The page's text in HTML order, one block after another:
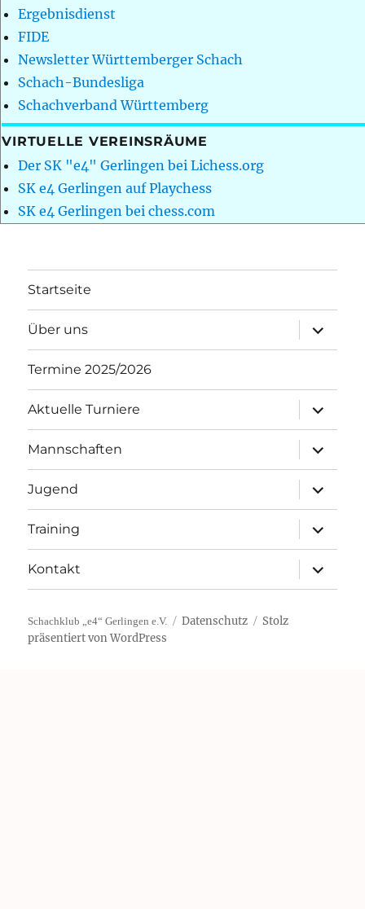
Ergebnisdienst
FIDE
Newsletter Württemberger Schach
Schach-Bundesliga
Schachverband Württemberg
VIRTUELLE VEREINSRÄUME
Der SK "e4" Gerlingen bei Lichess.org
SK e4 Gerlingen auf Playchess
SK e4 Gerlingen bei chess.com
Startseite
Über uns
öffnen
Termine 2025/2026
Aktuelle Turniere
öffnen
Mannschaften
öffnen
Jugend
öffnen
Training
öffnen
Kontakt
öffnen
Schachklub „e4“ Gerlingen e.V. Datenschutz
Stolz
präsentiert von WordPress